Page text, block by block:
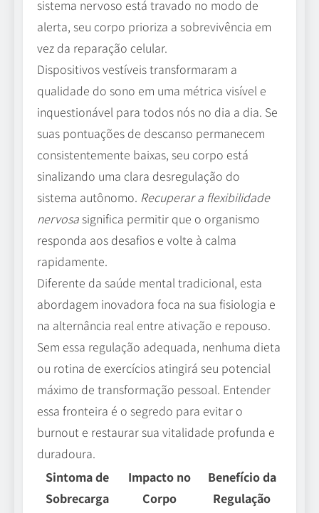
sistema nervoso está travado no modo de
alerta, seu corpo prioriza a sobrevivência em
vez da reparação celular.
Dispositivos vestíveis transformaram a
qualidade do sono em uma métrica visível e
inquestionável para todos nós no dia a dia. Se
suas pontuações de descanso permanecem
consistentemente baixas, seu corpo está
sinalizando uma clara desregulação do
sistema autônomo. Recuperar a flexibilidade
nervosa significa permitir que o organismo
responda aos desafios e volte à calma
rapidamente.
Diferente da saúde mental tradicional, esta
abordagem inovadora foca na sua fisiologia e
na alternância real entre ativação e repouso.
Sem essa regulação adequada, nenhuma dieta
ou rotina de exercícios atingirá seu potencial
máximo de transformação pessoal. Entender
essa fronteira é o segredo para evitar o
burnout e restaurar sua vitalidade profunda e
duradoura.
Sintoma de
Sobrecarga
Impacto no
Corpo
Benefício da
Regulação